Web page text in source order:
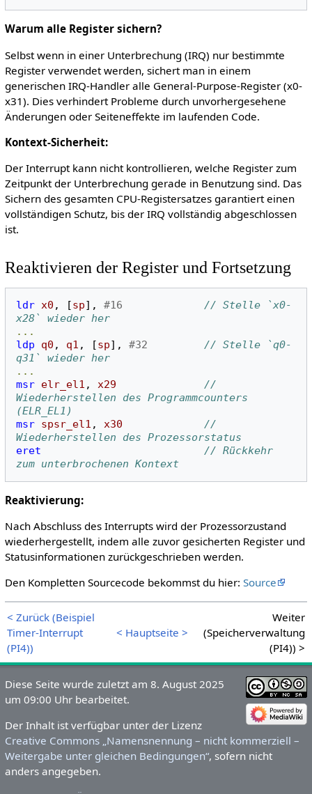
Warum alle Register sichern?
Selbst wenn in einer Unterbrechung (IRQ) nur bestimmte
Register verwendet werden, sichert man in einem
generischen IRQ-Handler alle General-Purpose-Register (x0-
x31). Dies verhindert Probleme durch unvorhergesehene
Änderungen oder Seiteneffekte im laufenden Code.
Kontext-Sicherheit:
Der Interrupt kann nicht kontrollieren, welche Register zum
Zeitpunkt der Unterbrechung gerade in Benutzung sind. Das
Sichern des gesamten CPU-Registersatzes garantiert einen
vollständigen Schutz, bis der IRQ vollständig abgeschlossen
ist.
Reaktivieren der Register und Fortsetzung
ldr x0 , [sp], #16
// Stelle `x0-
x28` wieder her
...
ldp
q0 , q1 , [sp], #32
// Stelle `q0-
q31` wieder her
...
msr elr_el1 , x29
//
Wiederherstellen des Programmcounters
(ELR_EL1)
msr spsr_el1 , x30
//
Wiederherstellen des Prozessorstatus
eret
// Rückkehr
zum unterbrochenen Kontext
Reaktivierung:
Nach Abschluss des Interrupts wird der Prozessorzustand
wiederhergestellt, indem alle zuvor gesicherten Register und
Statusinformationen zurückgeschrieben werden.
Den Kompletten Sourcecode bekommst du hier: Source
< Zurück (Beispiel
Timer-Interrupt
(PI4))
< Hauptseite >
Weiter
(Speicherverwaltung
(PI4)) >
Diese Seite wurde zuletzt am 8. August 2025
um 09:00 Uhr bearbeitet.
Der Inhalt ist verfügbar unter der Lizenz
Creative Commons „Namensnennung – nicht kommerziell –
Weitergabe unter gleichen Bedingungen“, sofern nicht
anders angegeben.